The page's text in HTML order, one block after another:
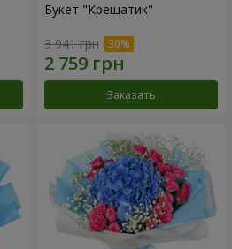
Букет "Крещатик"
3 941 грн
Заказать